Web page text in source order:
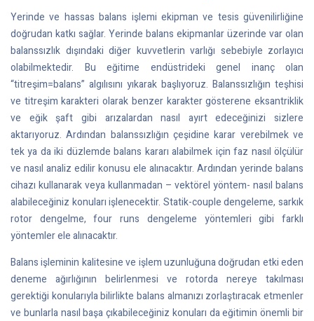
Yerinde ve hassas balans işlemi ekipman ve tesis güvenilirliğine
doğrudan katkı sağlar. Yerinde balans ekipmanlar üzerinde var olan
balanssızlık dışındaki diğer kuvvetlerin varlığı sebebiyle zorlayıcı
olabilmektedir. Bu eğitime endüstrideki genel inanç olan
“titreşim=balans” algılısını yıkarak başlıyoruz. Balanssızlığın teşhisi
ve titreşim karakteri olarak benzer karakter gösterene eksantriklik
ve eğik şaft gibi arızalardan nasıl ayırt edeceğinizi sizlere
aktarıyoruz. Ardından balanssızlığın çeşidine karar verebilmek ve
tek ya da iki düzlemde balans kararı alabilmek için faz nasıl ölçülür
ve nasıl analiz edilir konusu ele alınacaktır. Ardından yerinde balans
cihazı kullanarak veya kullanmadan – vektörel yöntem- nasıl balans
alabileceğiniz konuları işlenecektir. Statik-couple dengeleme, sarkık
rotor dengelme, four runs dengeleme yöntemleri gibi farklı
yöntemler ele alınacaktır.
Balans işleminin kalitesine ve işlem uzunluğuna doğrudan etki eden
deneme ağırlığının belirlenmesi ve rotorda nereye takılması
gerektiği konularıyla bilirlikte balans almanızı zorlaştıracak etmenler
ve bunlarla nasıl başa çıkabileceğiniz konuları da eğitimin önemli bir